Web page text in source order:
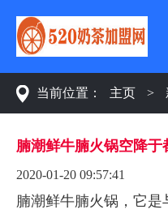
当前位置： 主页 >
腩潮鲜牛腩火锅空降于
2020-01-20 09:57:41
腩潮鲜牛腩火锅，它